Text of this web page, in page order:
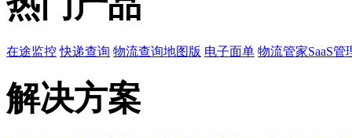
在途监控 快递查询 物流查询地图版 电子面单 物流管家SaaS管
解决方案